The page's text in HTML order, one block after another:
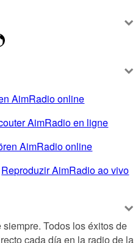
AimRadio online
AimRadio en ligne
AimRadio online
Reproduzir AimRadio ao vivo
Todos los éxitos de
cada día en la radio de la